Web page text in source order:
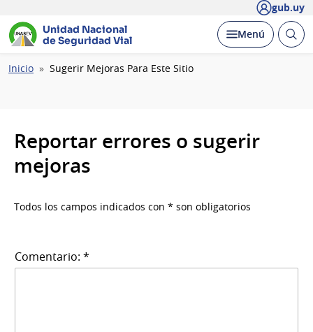
gub.uy
Unidad Nacional
de Seguridad Vial
Desplegar
Menú Abrir
Ruta
Inicio Sugerir Mejoras Para Este Sitio
Reportar errores o sugerir
mejoras
Todos los campos indicados con * son obligatorios
Comentario: *